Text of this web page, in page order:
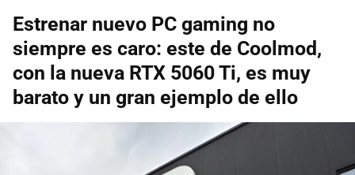
Estrenar nuevo PC gaming no
siempre es caro: este de Coolmod,
con la nueva RTX 5060 Ti, es muy
barato y un gran ejemplo de ello